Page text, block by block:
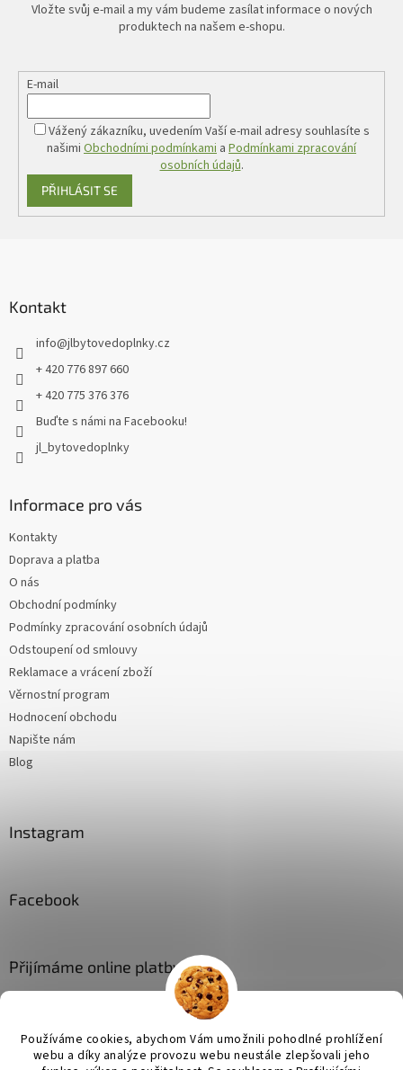
Používáme cookies, abychom Vám umožnili pohodlné prohlížení
webu a díky analýze provozu webu neustále zlepšovali jeho
Vložte svůj e-mail a my vám budeme zasílat informace o nových
produktech na našem e-shopu.
E-mail
Vážený zákazníku, uvedením Vaší e-mail adresy souhlasíte s
našimi Obchodními podmínkami a Podmínkami zpracování
osobních údajů.
PŘIHLÁSIT SE
Kontakt
info@jlbytovedoplnky.cz
+ 420 776 897 660
+ 420 775 376 376
Buďte s námi na Facebooku!
jl_bytovedoplnky
Informace pro vás
Kontakty
Doprava a platba
O nás
Obchodní podmínky
Podmínky zpracování osobních údajů
Odstoupení od smlouvy
Reklamace a vrácení zboží
Věrnostní program
Hodnocení obchodu
Napište nám
Blog
Instagram
Facebook
Přijímáme online platby